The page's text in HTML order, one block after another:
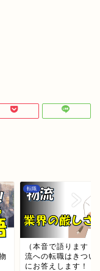
転職
（本音で語ります！
流への転職はきつい
にお答えします！